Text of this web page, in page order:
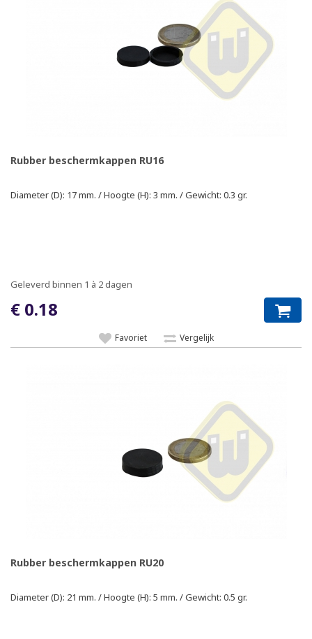
Rubber beschermkappen RU16
Diameter (D): 17 mm. / Hoogte (H): 3 mm. / Gewicht: 0.3 gr.
Geleverd binnen 1 à 2 dagen
€ 0.18
Favoriet Vergelijk
Rubber beschermkappen RU20
Diameter (D): 21 mm. / Hoogte (H): 5 mm. / Gewicht: 0.5 gr.